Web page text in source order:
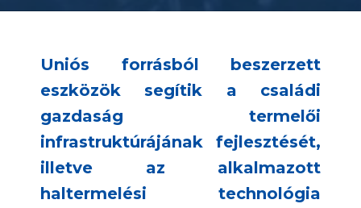
Uniós forrásból beszerzett
eszközök segítik a családi
gazdaság termelői
infrastruktúrájának fejlesztését,
illetve az alkalmazott
haltermelési technológia